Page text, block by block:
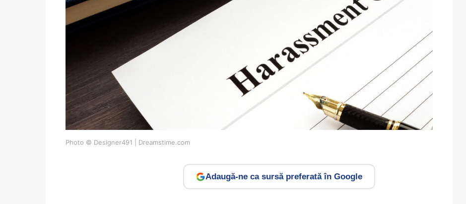
Photo © Designer491 | Dreamstime.com
Adaugă-ne ca sursă preferată în Google